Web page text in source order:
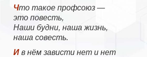
Что такое профсоюз —
это повесть,
Наши будни, наша жизнь,
наша совесть.
И в нём зависти нет и нет